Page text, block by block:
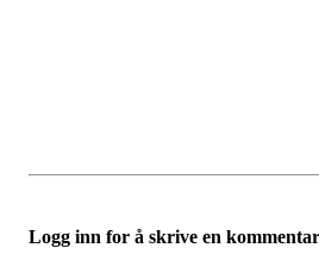
Logg inn for å skrive en